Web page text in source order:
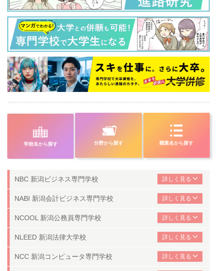
学校名から探す 分野から探す 職業名から探す
NBC 新潟ビジネス専門学校
NABI 新潟会計ビジネス専門学校
NCOOL 新潟公務員専門学校
NLEED 新潟法律大学校
NCC 新潟コンピュータ専門学校